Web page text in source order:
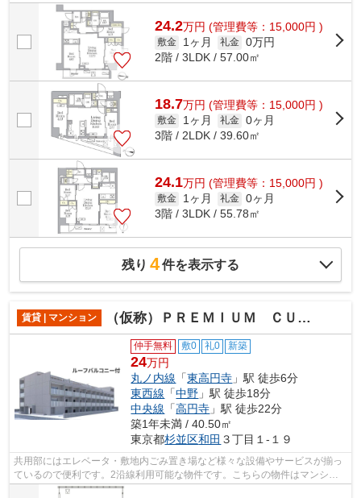
地内ごみ置き場・エレベータなど様々な...
24.2万円 (管理費等：15,000円 )
敷金 1ヶ月 礼金 0万円
2階 / 3LDK / 57.00㎡
18.7万円 (管理費等：15,000円 )
敷金 1ヶ月 礼金 0ヶ月
3階 / 2LDK / 39.60㎡
24.1万円 (管理費等：15,000円 )
敷金 1ヶ月 礼金 0ヶ月
3階 / 3LDK / 55.78㎡
残り 4件を表示する
賃貸 | マンション （仮称）ＰＲＥＭＩＵＭ ＣＵＢＥ東高円寺ＤＥＵＸ
仲手無料 敷0 礼0 新築
24万円
丸ノ内線 「東高円寺 」駅 徒歩6分
東西線 「中野 」駅 徒歩18分
中央線 「高円寺 」駅 徒歩22分
築1年未満 / 40.50㎡
東京都杉並区和田 ３丁目１-１９
共用部にはエレベータ・敷地内ごみ置き場など様々な設備やサービスが揃っ
ているので便利です。2沿線利用可能な物件です。こちらの物件はマンショ
ンです。素敵なデザイナーズ物件なら理...